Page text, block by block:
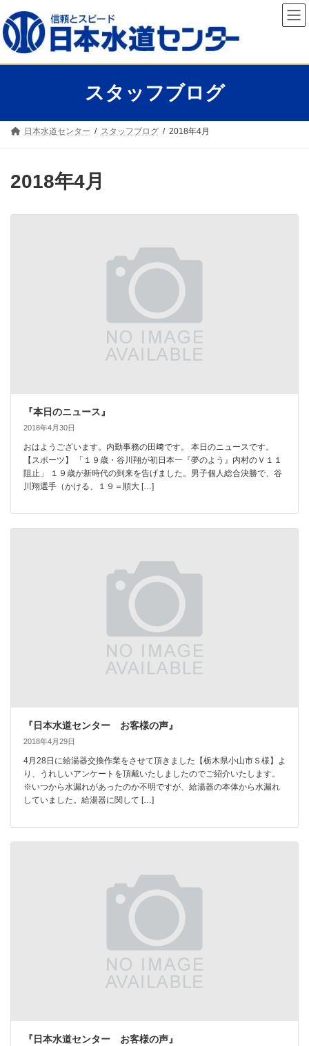
ン
テ
ン
へ
ビ
ゲ
ー
ョ
スタッフブログ
日本水道センター スタッフブログ 2018年4月
2018年4月
『本日のニュース』
2018年4月30日
おはようございます。内勤事務の田﨑です。 本日のニュースです。
【スポーツ】 「１９歳・谷川翔が初日本一『夢のよう』内村のＶ１１
阻止」 １９歳が新時代の到来を告げました。男子個人総合決勝で、谷
川翔選手（かける、１９＝順大 […]
『日本水道センター お客様の声』
2018年4月29日
4月28日に給湯器交換作業をさせて頂きました【栃木県小山市Ｓ様】よ
り、うれしいアンケートを頂戴いたしましたのでご紹介いたします。
※いつから水漏れがあったのか不明ですが、給湯器の本体から水漏れ
していました。給湯器に関して […]
『日本水道センター お客様の声』